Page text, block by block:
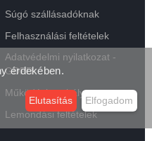
Súgó szállásadóknak
Felhasználási feltételek
Adatvédelmi nyilatkozat -
GDPR
Működési szabályzat
Lemondási feltételek
érdekében.
Elutasítás Elfogadom